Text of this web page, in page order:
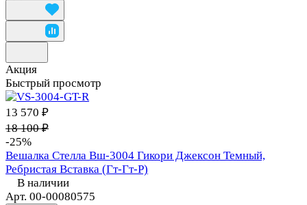
Акция
Быстрый просмотр
13 570 ₽
18 100 ₽
-25%
Вешалка Стелла Вш-3004 Гикори Джексон Темный,
Ребристая Вставка (Гт-Гт-Р)
В наличии
Арт. 00-00080575